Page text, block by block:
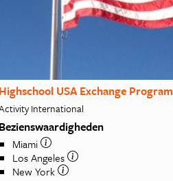
Highschool USA Exchange Program
International
Bezienswaardigheden
Miami
Los Angeles
New York